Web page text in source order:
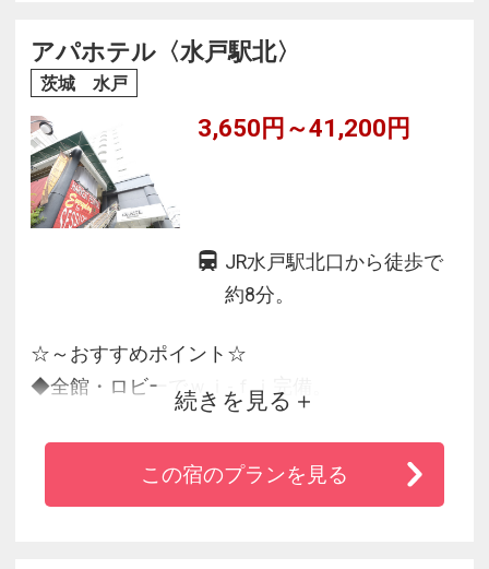
アパホテル〈水戸駅北〉
茨城 水戸
3,650円～41,200円
JR水戸駅北口から徒歩で
約8分。
☆～おすすめポイント☆
◆全館・ロビーでｗｉ-ｆｉ完備。
◆2021年3月1日よりアパルームシアター(VOD)
視聴を完全無料化。
◆水戸駅まで徒歩8分、偕楽園まではお車10分、
続きを見る
この宿のプランを見る